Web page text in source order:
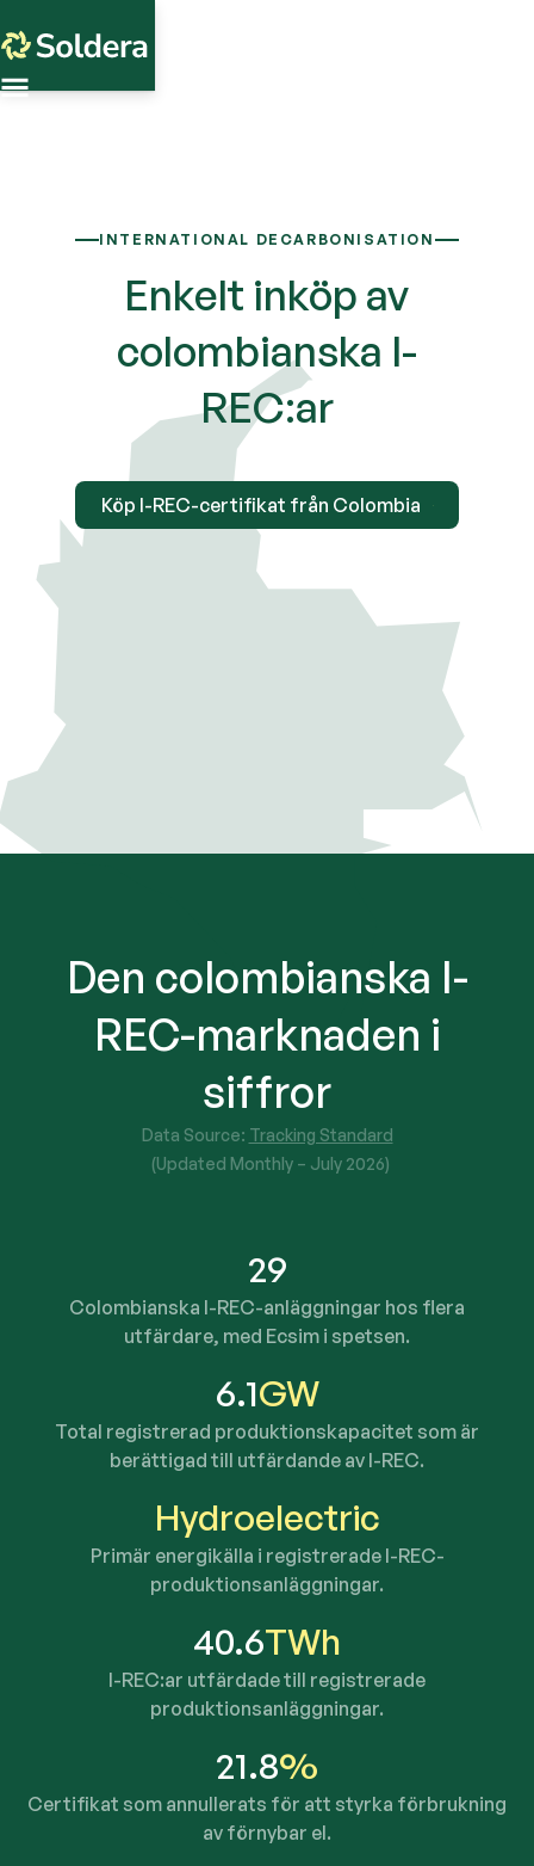
Enkelt inköp av
colombianska I-
REC:ar
INTERNATIONAL DECARBONISATION
Köp I-REC-certifikat från Colombia
29
Colombianska I-REC-anläggningar hos flera
utfärdare, med Ecsim i spetsen.
6.1GW
Total registrerad produktionskapacitet som är
berättigad till utfärdande av I-REC.
Hydroelectric
Primär energikälla i registrerade I-REC-
produktionsanläggningar.
40.6TWh
I-REC:ar utfärdade till registrerade
produktionsanläggningar.
21.8%
Certifikat som annullerats för att styrka förbrukning
av förnybar el.
Den colombianska I-
REC-marknaden i
siffror
Data Source: Tracking Standard
(Updated Monthly – July 2026)